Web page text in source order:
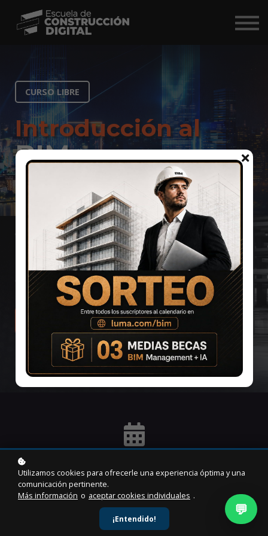
Comunidad
BIM Market ↗
Iniciar Sesión
CURSO LIBRE
Introducción al
BIM
MANAGEMENT
Este curso introductorio te permitirá entender
qué es el BIM Management, cómo se organiza la
información, qué normas lo rigen y el rol de los
profesionales que lideran proyectos BIM en
entornos reales.
¡Inscripción gratuita!
💬
Utilizamos cookies para ofrecerle una experiencia óptima y una
comunicación pertinente.
Más información o aceptar cookies individuales .
¡Entendido!